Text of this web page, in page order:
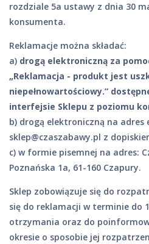
rozdziale 5a ustawy z dnia 30
konsumenta.
Reklamacje można składać:
a) drogą elektroniczną za
„Reklamacja - produkt jest
niepełnowartościowy.”
interfejsie Sklepu z poziomu
b) drogą elektroniczną na adres
sklep@czaszabawy.pl z
c) w formie pisemnej na adres:
Poznańska 1a, 61-160 Czapury.
Sklep zobowiązuje się do
się do reklamacji w terminie do
otrzymania oraz do
okresie o sposobie jej